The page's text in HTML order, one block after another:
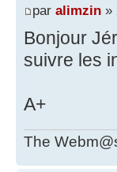
par alimzin »
Bonjour
suivre les
A+
The